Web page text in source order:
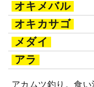
オキメバル
オキカサゴ
メダイ
アラ
アカムツ釣り。食